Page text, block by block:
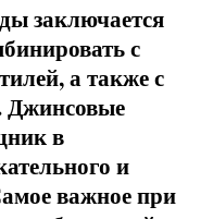
заключается
с
а также с
Джинсовые
в
и
важное при